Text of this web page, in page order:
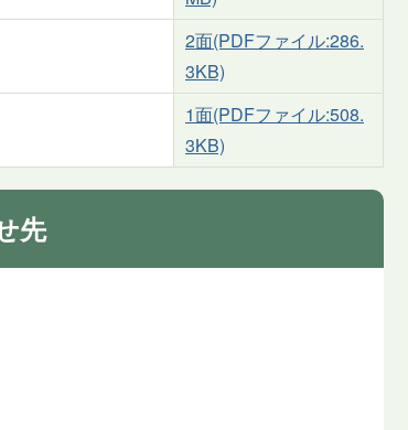
2面(PDFファイル:286.
3KB)
1面(PDFファイル:508.
3KB)
先